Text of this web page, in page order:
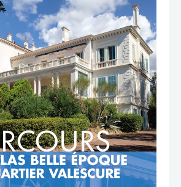
TÉLÉCHARGER